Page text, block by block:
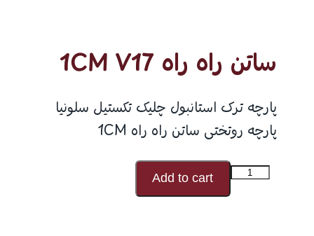
ساتن راه راه 1CM V17
پارچه ترک استانبول چلیک تکستیل سلونیا
پارچه روتختی ساتن راه راه 1CM
ساتن
Add to cart